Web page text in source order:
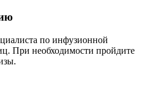
по инфузионной
При необходимости пройдите